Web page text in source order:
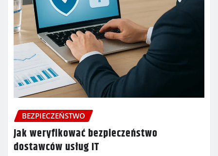
BEZPIECZEŃSTWO
Jak weryfikować bezpieczeństwo
dostawców usług IT